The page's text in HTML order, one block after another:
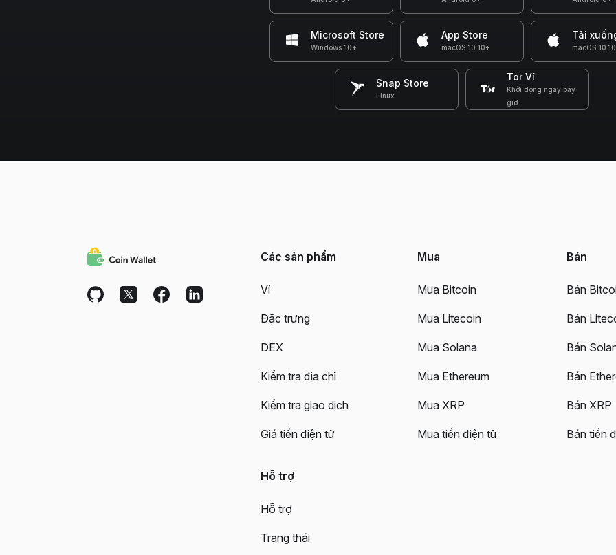
Microsoft Store
Windows 10+
App Store
macOS 10.10+
Tải
macOS
Snap Store
Linux
Tor Ví
Khởi động ngay bây
giờ
Các sản phẩm
Ví
Đặc trưng
DEX
Kiểm tra địa chỉ
Kiểm tra giao dịch
Giá tiền điện tử
Mua
Mua Bitcoin
Mua Litecoin
Mua Solana
Mua Ethereum
Mua XRP
Mua tiền điện tử
Bán
Bán
Bán
Bán
Bán
Bán XRP
Bán tiền
Hỗ trợ
Hỗ trợ
Trạng thái